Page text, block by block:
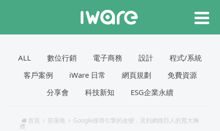
ALL 數位行銷 電子商務 設計
程式/系統
客戶案例
iWare 日常 網頁規劃
免費資源
分享會
科技新知 ESG企業永續
首頁 部落格 Google搜尋引擎的改變，見到網路巨人的寬大胸
襟